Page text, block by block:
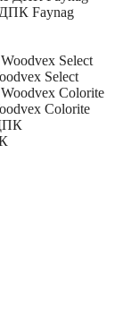
Faynag
Select
Colorite